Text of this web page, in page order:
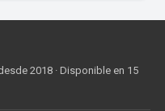
2018 · Disponible en 15